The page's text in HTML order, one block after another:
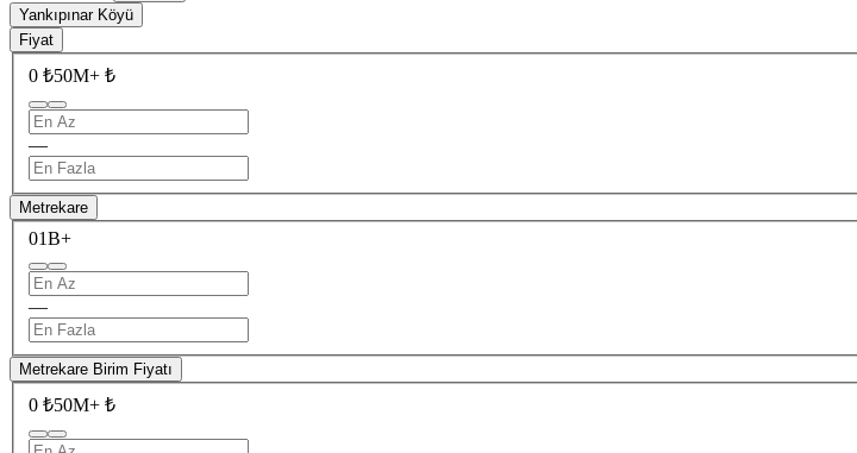
Yankıpınar Köyü
Fiyat
0 ₺50M+ ₺
—
Metrekare
01B+
—
Metrekare Birim Fiyatı
0 ₺50M+ ₺